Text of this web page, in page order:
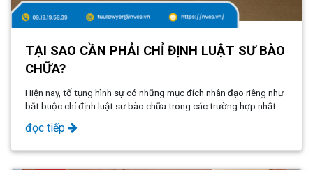
TẠI SAO CẦN PHẢI CHỈ ĐỊNH LUẬT SƯ BÀO
CHỮA?
Hiện nay, tố tụng hình sự có những mục đích nhân đạo riêng như
bắt buộc chỉ định luật sư bào chữa trong các trường hợp nhất
định. Hãy cùng Công ty Luật NVCS tìm hiểu chi tiết về vấn đề này
thông qua bài viết sau nhé!
đọc tiếp